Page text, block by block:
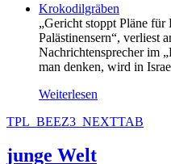
Krokodilgräben
„Gericht stoppt Pläne
Palästinensern“, verliest
Nachrichtensprecher im
man denken, wird in
Weiterlesen
TPL_BEEZ3_NEXTTAB
junge Welt